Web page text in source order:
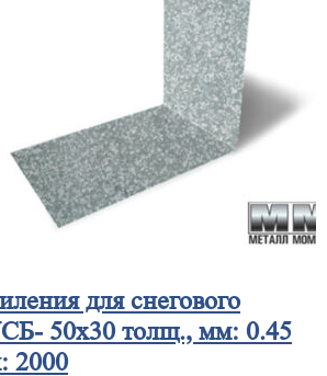
для снегового
50х30 толщ., мм: 0.45
2000